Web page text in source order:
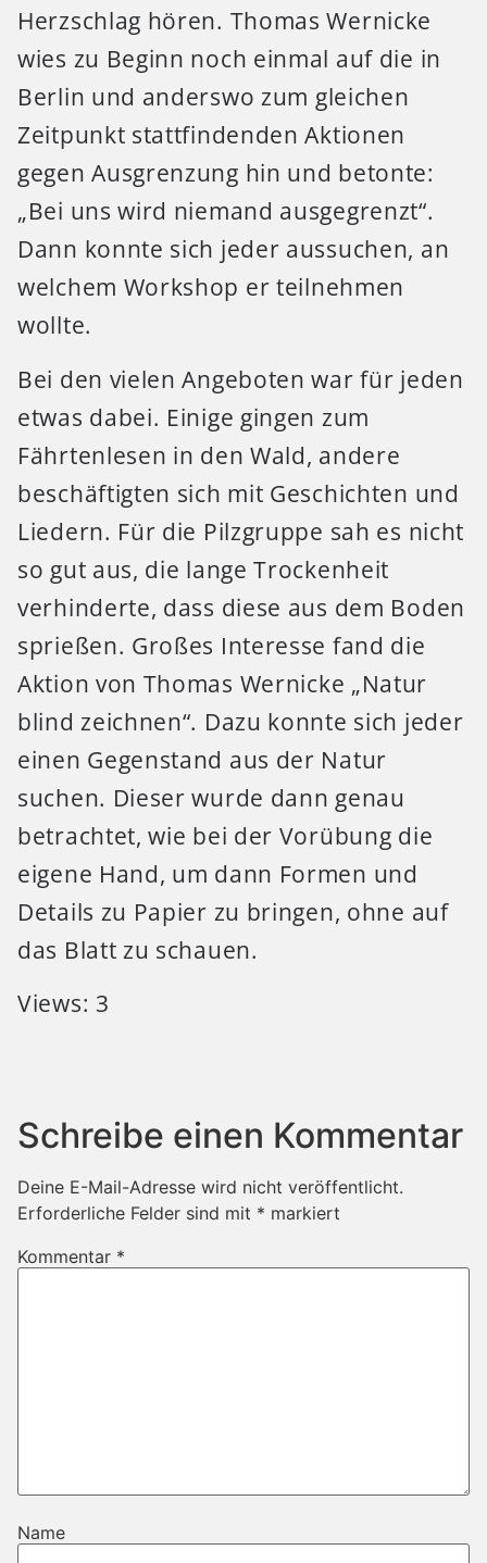
Herzschlag hören. Thomas Wernicke
wies zu Beginn noch einmal auf die in
Berlin und anderswo zum gleichen
Zeitpunkt stattfindenden Aktionen
gegen Ausgrenzung hin und betonte:
„Bei uns wird niemand ausgegrenzt“.
Dann konnte sich jeder aussuchen, an
welchem Workshop er teilnehmen
wollte.
Bei den vielen Angeboten war für jeden
etwas dabei. Einige gingen zum
Fährtenlesen in den Wald, andere
beschäftigten sich mit Geschichten und
Liedern. Für die Pilzgruppe sah es nicht
so gut aus, die lange Trockenheit
verhinderte, dass diese aus dem Boden
sprießen. Großes Interesse fand die
Aktion von Thomas Wernicke „Natur
blind zeichnen“. Dazu konnte sich jeder
einen Gegenstand aus der Natur
suchen. Dieser wurde dann genau
betrachtet, wie bei der Vorübung die
eigene Hand, um dann Formen und
Details zu Papier zu bringen, ohne auf
das Blatt zu schauen.
Views: 3
Schreibe einen Kommentar
Deine E-Mail-Adresse wird nicht veröffentlicht.
Erforderliche Felder sind mit * markiert
Kommentar *
Name